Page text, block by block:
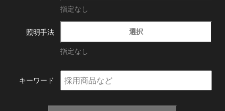
指定なし
照明手法 選択
指定なし
キーワード